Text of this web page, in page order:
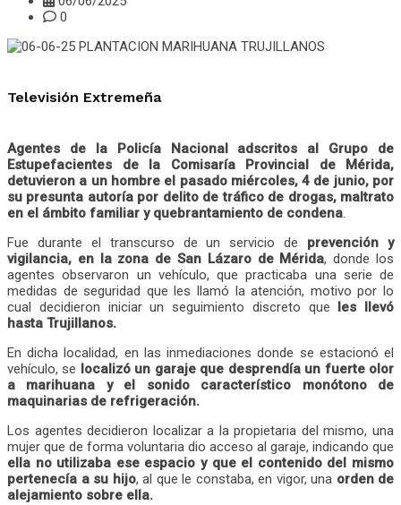
0
Televisión Extremeña
Agentes de la Policía Nacional adscritos al Grupo de
Estupefacientes de la Comisaría Provincial de Mérida,
detuvieron a un hombre el pasado miércoles, 4 de junio, por
su presunta autoría por delito de tráfico de drogas, maltrato
en el ámbito familiar y quebrantamiento de condena.
Fue durante el transcurso de un servicio de prevención y
vigilancia, en la zona de San Lázaro de Mérida, donde los
agentes observaron un vehículo, que practicaba una serie de
medidas de seguridad que les llamó la atención, motivo por lo
cual decidieron iniciar un seguimiento discreto que les llevó
hasta Trujillanos.
En dicha localidad, en las inmediaciones donde se estacionó el
vehículo, se localizó un garaje que desprendía un fuerte olor
a marihuana y el sonido característico monótono de
maquinarias de refrigeración.
Los agentes decidieron localizar a la propietaria del mismo, una
mujer que de forma voluntaria dio acceso al garaje, indicando que
ella no utilizaba ese espacio y que el contenido del mismo
pertenecía a su hijo, al que le constaba, en vigor, una orden de
alejamiento sobre ella.